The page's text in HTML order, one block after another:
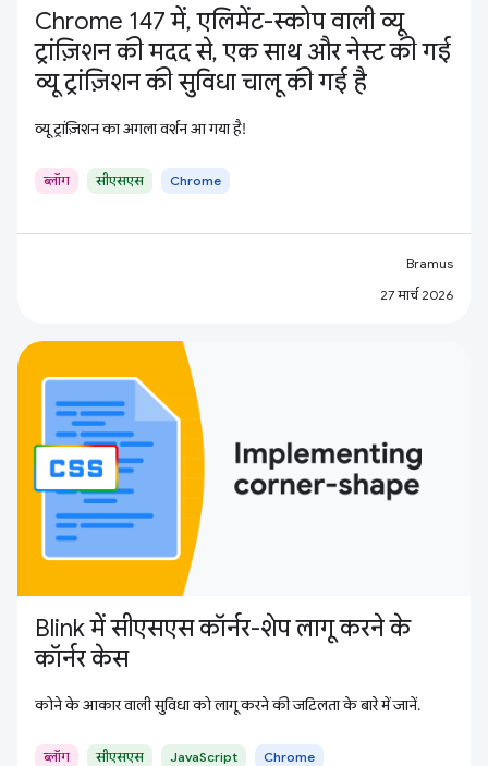
Chrome 147 में, एलिमेंट-स्कोप वाली व्यू
ट्रांज़िशन की मदद से, एक साथ और नेस्ट की गई
व्यू ट्रांज़िशन की सुविधा चालू की गई है
व्यू ट्रांज़िशन का अगला वर्शन आ गया है!
ब्लॉग सीएसएस Chrome
Bramus
27 मार्च 2026
Blink में सीएसएस कॉर्नर-शेप लागू करने के
कॉर्नर केस
कोने के आकार वाली सुविधा को लागू करने की जटिलता के बारे में जानें.
ब्लॉग सीएसएस JavaScript Chrome